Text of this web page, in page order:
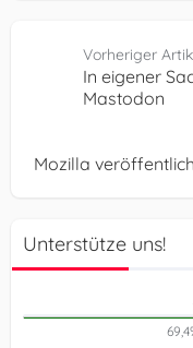
Vorheriger
In eigener
Mastodon
Mozilla
Unterstütze uns!